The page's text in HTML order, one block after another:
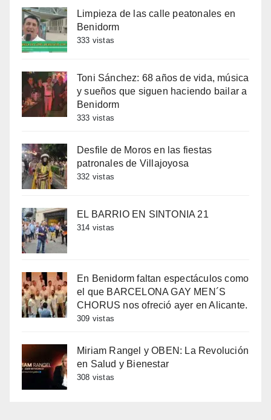
Limpieza de las calle peatonales en
Benidorm
333 vistas
Toni Sánchez: 68 años de vida, música
y sueños que siguen haciendo bailar a
Benidorm
333 vistas
Desfile de Moros en las fiestas
patronales de Villajoyosa
332 vistas
EL BARRIO EN SINTONIA 21
314 vistas
En Benidorm faltan espectáculos como
el que BARCELONA GAY MEN´S
CHORUS nos ofreció ayer en Alicante.
309 vistas
Miriam Rangel y OBEN: La Revolución
en Salud y Bienestar
308 vistas